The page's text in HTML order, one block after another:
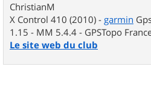
ChristianM
X Control 410 (2010) - garmin
1.15 - MM 5.4.4 - GPSTopo
Le site web du club